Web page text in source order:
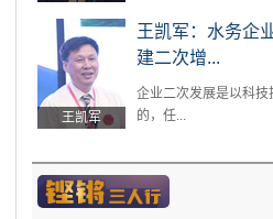
王凯军
王凯军：水务企
建二次增...
企业二次发展是以科技
的，任...